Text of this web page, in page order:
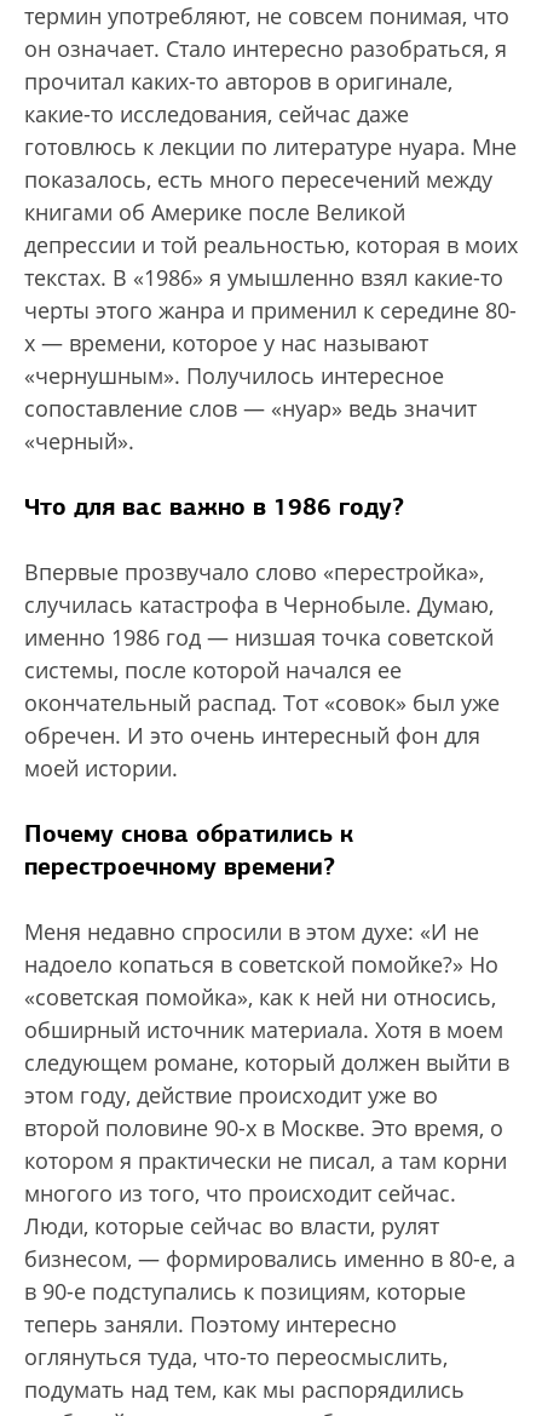
термин употребляют, не совсем понимая, что
он означает. Стало интересно разобраться, я
прочитал каких-то авторов в оригинале,
какие-то исследования, сейчас даже
готовлюсь к лекции по литературе нуара. Мне
показалось, есть много пересечений между
книгами об Америке после Великой
депрессии и той реальностью, которая в моих
текстах. В «1986» я умышленно взял какие-то
черты этого жанра и применил к середине 80-
х — времени, которое у нас называют
«чернушным». Получилось интересное
сопоставление слов — «нуар» ведь значит
«черный».
Что для вас важно в 1986 году?
Впервые прозвучало слово «перестройка»,
случилась катастрофа в Чернобыле. Думаю,
именно 1986 год — низшая точка советской
системы, после которой начался ее
окончательный распад. Тот «совок» был уже
обречен. И это очень интересный фон для
моей истории.
Почему снова обратились к
перестроечному времени?
Меня недавно спросили в этом духе: «И не
надоело копаться в советской помойке?» Но
«советская помойка», как к ней ни относись,
обширный источник материала. Хотя в моем
следующем романе, который должен выйти в
этом году, действие происходит уже во
второй половине 90-х в Москве. Это время, о
котором я практически не писал, а там корни
многого из того, что происходит сейчас.
Люди, которые сейчас во власти, рулят
бизнесом, — формировались именно в 80-е, а
в 90-е подступались к позициям, которые
теперь заняли. Поэтому интересно
оглянуться туда, что-то переосмыслить,
подумать над тем, как мы распорядились